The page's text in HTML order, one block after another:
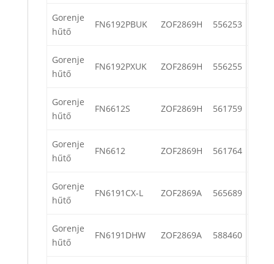
Gorenje
hűtő
FN6192PBUK ZOF2869H 556253
Gorenje
hűtő
FN6192PXUK ZOF2869H 556255
Gorenje
hűtő
FN6612S ZOF2869H 561759
Gorenje
hűtő
FN6612 ZOF2869H 561764
Gorenje
hűtő
FN6191CX-L ZOF2869A 565689
Gorenje
hűtő
FN6191DHW ZOF2869A 588460